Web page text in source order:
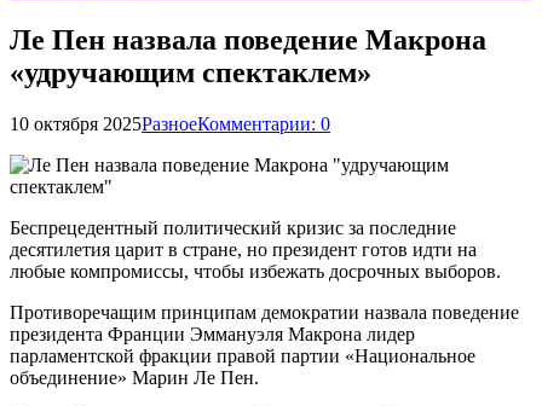
Ле Пен назвала поведение Макрона
«удручающим спектаклем»
10 октября 2025РазноеКомментарии: 0
Беспрецедентный политический кризис за последние
десятилетия царит в стране, но президент готов идти на
любые компромиссы, чтобы избежать досрочных выборов.
Противоречащим принципам демократии назвала поведение
президента Франции Эммануэля Макрона лидер
парламентской фракции правой партии «Национальное
объединение» Марин Ле Пен.